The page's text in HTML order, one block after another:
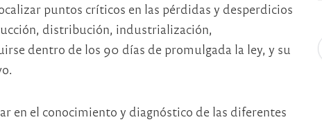
puntos críticos en las pérdidas y desperdicios
distribución, industrialización,
dentro de los 90 días de promulgada la ley, y su
en el conocimiento y diagnóstico de las diferentes